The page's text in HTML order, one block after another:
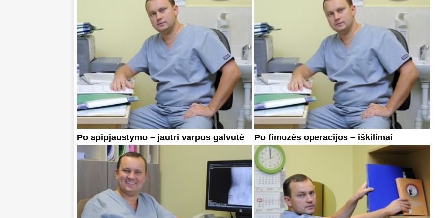
Po apipjaustymo – jautri varpos galvutė Po fimozės operacijos – iškilimai